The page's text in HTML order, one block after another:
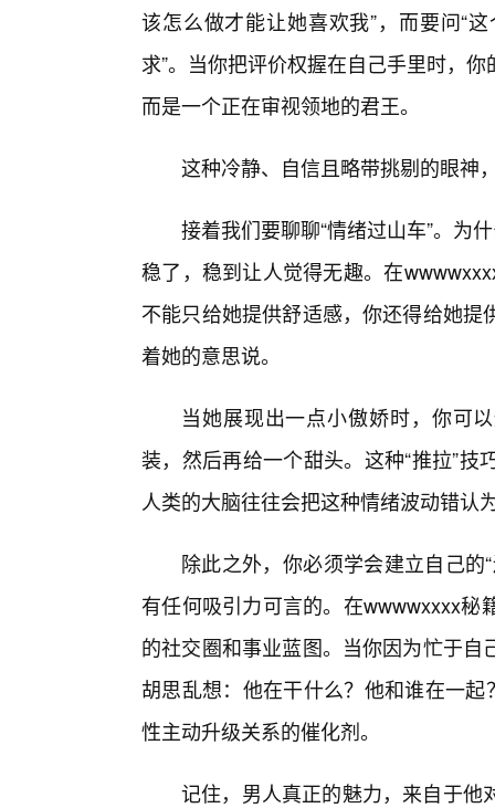
该怎么做才能让她喜欢我”，而要问“
求”。当你把评价权握在自己手里时，
而是一个正在审视领地的君王。
这种冷静、自信且略带挑剔的眼神
接着我们要聊聊“情绪过山车”。为
稳了，稳到让人觉得无趣。在
不能只给她提供舒适感，你还得给她
着她的意思说。
当她展现出一点小傲娇时，你可
装，然后再给一个甜头。这种“推拉”
人类的大脑往往会把这种情绪波动错认
除此之外，你必须学会建立自己的
有任何吸引力可言的。在wwwwxxxx
的社交圈和事业蓝图。当你因为忙于
胡思乱想：他在干什么？他和谁在一
性主动升级关系的催化剂。
记住，男人真正的魅力，来自于他